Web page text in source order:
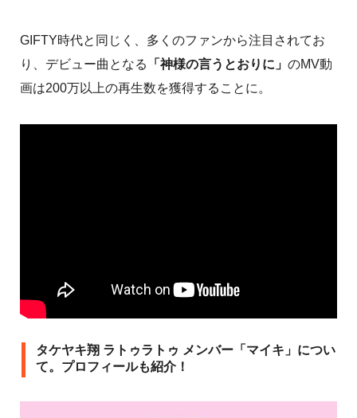
GIFTY時代と同じく、多くのファンから注目されてお
り、デビュー曲となる
「神様の言うとおりに」 のMV動
画は200万以上の再生数を獲得することに。
タケヤキ翔 ラトゥラトゥ メンバー「マイキ」につい
て。プロフィールも紹介！